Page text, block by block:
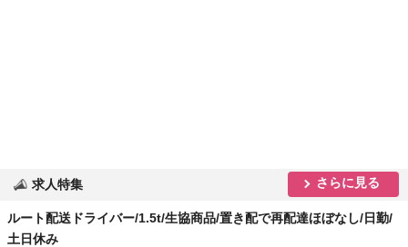
求人特集 さらに見る
ルート配送ドライバー/1.5t/生協商品/置き配で再配達ほぼなし/日勤/
土日休み